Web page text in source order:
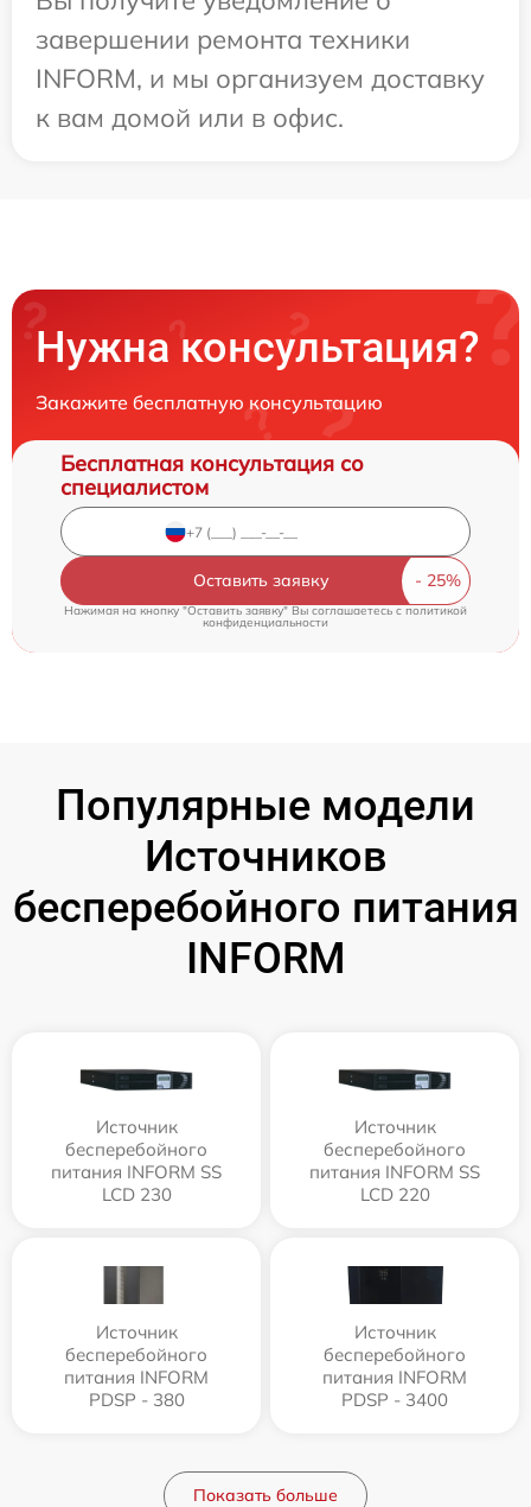
завершении ремонта техники
INFORM, и мы организуем доставку
к вам домой или в офис.
Нужна консультация?
Закажите бесплатную консультацию
Бесплатная консультация со
специалистом
Оставить заявку
Нажимая на кнопку "Оставить заявку" Вы соглашаетесь cполитикой
конфиденциальности
Популярные модели
Источников
бесперебойного питания
INFORM
Источник
бесперебойного
питания INFORM SS
LCD 230
Источник
бесперебойного
питания INFORM SS
LCD 220
Источник
бесперебойного
питания INFORM
PDSP - 380
Источник
бесперебойного
питания INFORM
PDSP - 3400
Показать больше